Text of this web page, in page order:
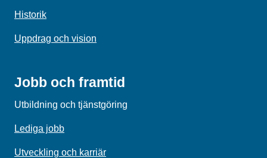
Historik
Uppdrag och vision
Jobb och framtid
Utbildning och tjänstgöring
Lediga jobb
Utveckling och karriär